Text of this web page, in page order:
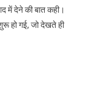
में देने की बात कही।
शुरू हो गई, जो देखते ही